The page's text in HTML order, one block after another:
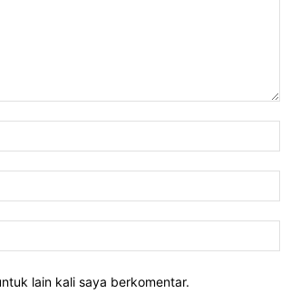
lain kali saya berkomentar.